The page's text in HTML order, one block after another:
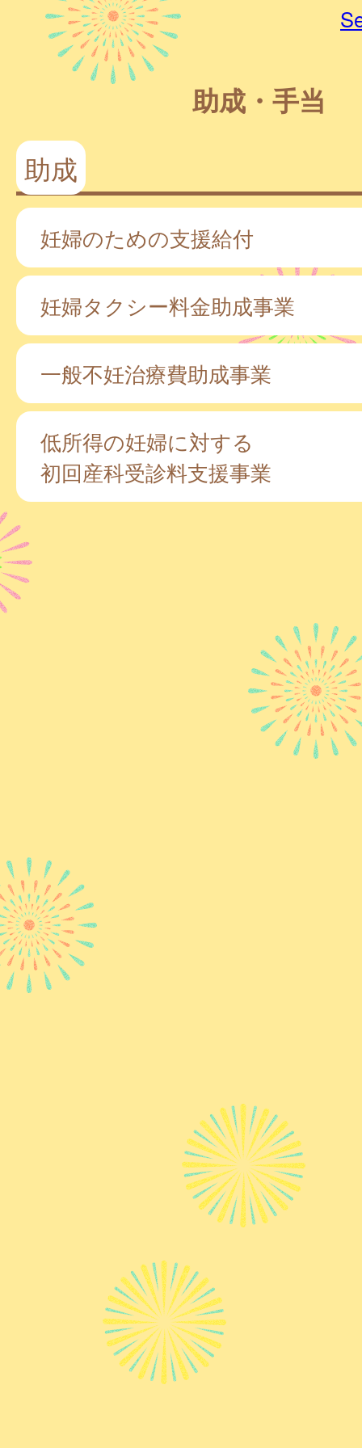
助成・手当
助成
妊婦のための支援給付
妊婦タクシー料金助成事業
一般不妊治療費助成事業
低所得の妊婦に対する
初回産科受診料支援事業